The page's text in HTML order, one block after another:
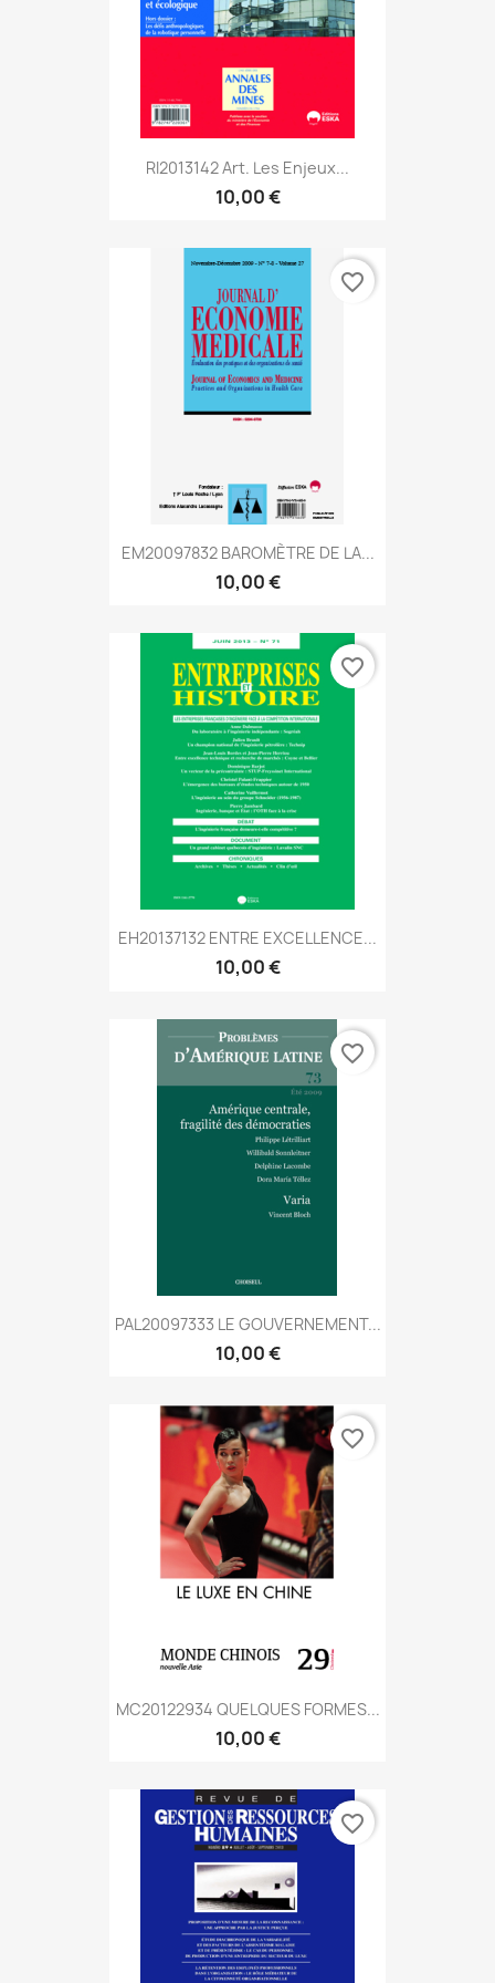
RI2013142 Art. Les Enjeux...
10,00 €
EM20097832 BAROMÈTRE DE LA...
10,00 €
favorite_border
EH20137132 ENTRE EXCELLENCE...
10,00 €
favorite_border
PAL20097333 LE GOUVERNEMENT...
10,00 €
favorite_border
MC20122934 QUELQUES FORMES...
10,00 €
favorite_border
favorite_border